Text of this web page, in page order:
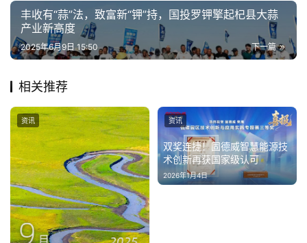
丰收有“蒜”法，致富新“钾”持，国投罗钾擎起杞县大蒜
产业新高度
下一篇
2025年6月9日 15:50
相关推荐
资讯
双奖连捷！固德威智慧能源技
术创新再获国家级认可
2026年1月4日
资讯